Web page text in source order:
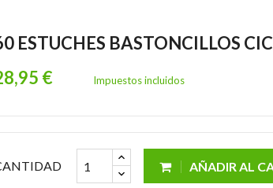
ESTUCHES BASTONCILLOS
€
Impuestos incluidos
AÑADIR AL